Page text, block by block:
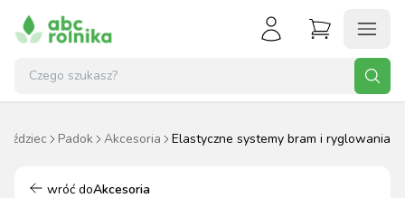
Padok Akcesoria Elastyczne systemy bram i ryglowania
wróć doAkcesoria